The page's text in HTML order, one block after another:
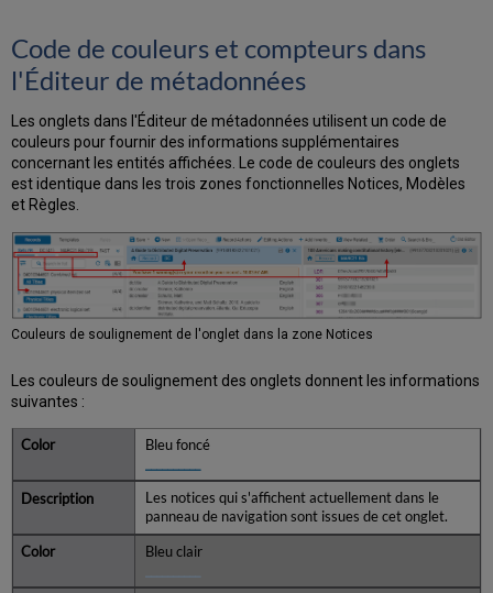
21
Utiliser
des
de
non-
classement
dans
UNIMARC
Utiliser
les
marqueurs/indicateurs
de
non-
classement
KORMARC
Développer
une
notice
partir
modèle
Code de couleurs et compteurs dans
l'Éditeur de métadonnées
Les onglets dans l'Éditeur de métadonnées utilisent un code de
couleurs pour fournir des informations supplémentaires
concernant les entités affichées. Le code de couleurs des onglets
est identique dans les trois zones fonctionnelles Notices, Modèles
et Règles.
Couleurs de soulignement de l'onglet dans la zone Notices
Les couleurs de soulignement des onglets donnent les informations
suivantes :
Bleu foncé
Les notices qui s'affichent actuellement dans le
panneau de navigation sont issues de cet onglet.
Bleu clair